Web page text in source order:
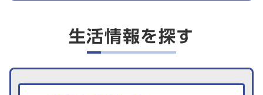
生活情報を探す